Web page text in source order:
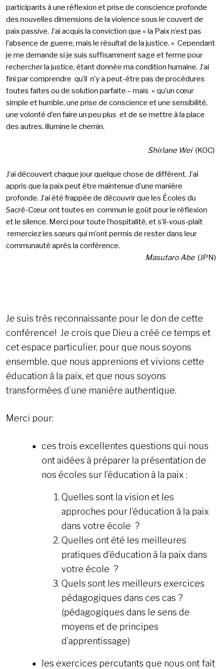
participants à une réflexion et prise de conscience profonde
des nouvelles dimensions de la violence sous le couvert de
paix passive. J’ai acquis la conviction que « la Paix n’est pas
l’absence de guerre, mais le résultat de la justice. » Cependant
je me demande si je suis suffisamment sage et ferme pour
rechercher la justice, étant donnée ma condition humaine. J’ai
fini par comprendre qu’il n’y a peut-être pas de procédures
toutes faites ou de solution parfaite – mais « qu’un cœur
simple et humble, une prise de conscience et une sensibilité,
une volonté d’en faire un peu plus et de se mettre à la place
des autres, illumine le chemin.
Shirlane Wei(KOC)
J’ai découvert chaque jour quelque chose de différent. J’ai
appris que la paix peut être maintenue d’une manière
profonde. J’ai été frappée de découvrir que les Écoles du
Sacré-Cœur ont toutes en commun le goût pour le réflexion
et le silence. Merci pour toute l’hospitalité, et s’il-vous-plaît
remerciez les sœurs qui m’ont permis de rester dans leur
communauté après la conférence.
Masutaro Abe (JPN)
Je suis très reconnaissante pour le don de cette
conférence! Je crois que Dieu a créé ce temps et
cet espace particulier, pour que nous soyons
ensemble, que nous apprenions et vivions cette
éducation à la paix, et que nous soyons
transformées d’une manière authentique.
Merci pour:
ces trois excellentes questions qui nous
ont aidées à préparer la présentation de
nos écoles sur l’éducation à la paix :
Quelles sont la vision et les
approches pour l’éducation à la paix
dans votre école ?
Quelles ont été les meilleures
pratiques d’éducation à la paix dans
votre école ?
Quels sont les meilleurs exercices
pédagogiques dans ces cas ?
(pédagogiques dans le sens de
moyens et de principes
d’apprentissage)
les exercices percutants que nous ont fait